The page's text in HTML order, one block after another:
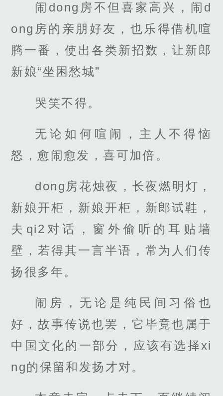
闹dong房不但喜家高兴，闹d
ong房的亲朋好友，也乐得借机喧
腾一番，使出各类新招数，让新郎
新娘“坐困愁城”
哭笑不得。
无论如何喧闹，主人不得恼
怒，愈闹愈发，喜可加倍。
dong房花烛夜，长夜燃明灯，
新娘开柜，新娘开柜，新郎试鞋，
夫qi2对话，窗外偷听的耳贴墙
壁，若得其一言半语，常为人们传
扬很多年。
闹房，无论是纯民间习俗也
好，故事传说也罢，它毕竟也属于
中国文化的一部分，应该有选择xi
ng的保留和发扬才对。